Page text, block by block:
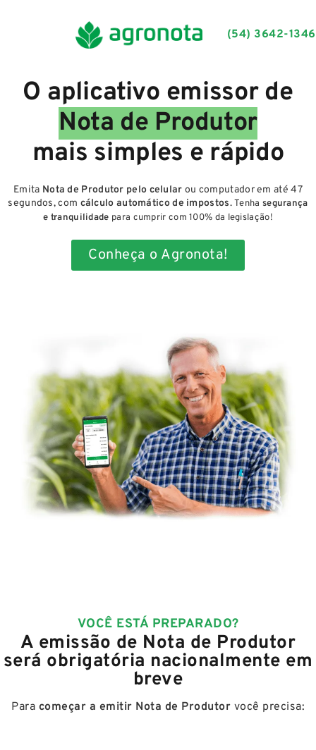
(54) 3642-1346
O aplicativo emissor de
Nota de Produtor
mais simples e rápido
Emita Nota de Produtor pelo celular ou computador em até 47
segundos, com cálculo automático de impostos.Tenha segurança
e tranquilidade para cumprir com 100% da legislação!
Conheça o Agronota!
VOCÊ ESTÁ PREPARADO?
A emissão de Nota de Produtor
será obrigatória nacionalmente em
breve
Para começar a emitir Nota de Produtor você precisa: